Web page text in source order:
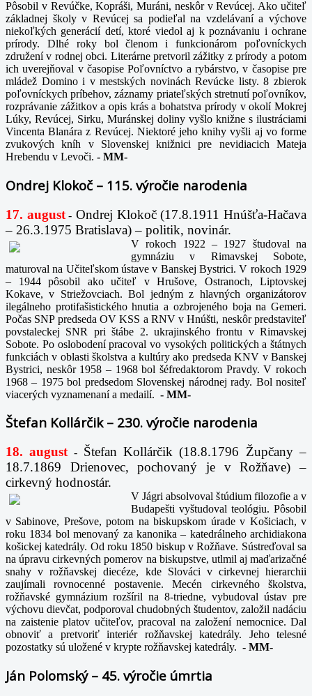
Pôsobil v Revúčke, Kopráši, Muráni, neskôr v Revúcej. Ako učiteľ
základnej školy v Revúcej sa podieľal na vzdelávaní a výchove
niekoľkých generácií detí, ktoré viedol aj k poznávaniu i ochrane
prírody. Dlhé roky bol členom i funkcionárom poľovníckych
združení v rodnej obci. Literárne pretvoril zážitky z prírody a potom
ich uverejňoval v časopise Poľovníctvo a rybárstvo, v časopise pre
mládež Domino i v mestských novinách Revúcke listy. 8 zbierok
poľovníckych príbehov, záznamy priateľských stretnutí poľovníkov,
rozprávanie zážitkov a opis krás a bohatstva prírody v okolí Mokrej
Lúky, Revúcej, Sirku, Muránskej doliny vyšlo knižne s ilustráciami
Vincenta Blanára z Revúcej. Niektoré jeho knihy vyšli aj vo forme
zvukových kníh v Slovenskej knižnici pre nevidiacich Mateja
Hrebendu v Levoči. - MM-
Ondrej Klokoč – 115. výročie narodenia
17. august- Ondrej Klokoč (17.8.1911 Hnúšťa-Hačava
– 26.3.1975 Bratislava) – politik, novinár.
V rokoch 1922 – 1927 študoval na
gymnáziu v Rimavskej Sobote,
maturoval na Učiteľskom ústave v Banskej Bystrici. V rokoch 1929
– 1944 pôsobil ako učiteľ v Hrušove, Ostranoch, Liptovskej
Kokave, v Striežovciach. Bol jedným z hlavných organizátorov
ilegálneho protifašistického hnutia a ozbrojeného boja na Gemeri.
Počas SNP predseda OV KSS a RNV v Hnúšti, neskôr predstaviteľ
povstaleckej SNR pri štábe 2. ukrajinského frontu v Rimavskej
Sobote. Po oslobodení pracoval vo vysokých politických a štátnych
funkciách v oblasti školstva a kultúry ako predseda KNV v Banskej
Bystrici, neskôr 1958 – 1968 bol šéfredaktorom Pravdy. V rokoch
1968 – 1975 bol predsedom Slovenskej národnej rady. Bol nositeľ
viacerých vyznamenaní a medailí. - MM-
Štefan Kollárčik – 230. výročie narodenia
18. august -
Štefan Kollárčik (18.8.1796 Župčany –
18.7.1869 Drienovec, pochovaný je v Rožňave) –
cirkevný hodnostár.
V Jágri absolvoval štúdium filozofie a v
Budapešti vyštudoval teológiu. Pôsobil
v Sabinove, Prešove, potom na biskupskom úrade v Košiciach, v
roku 1834 bol menovaný za kanonika – katedrálneho archidiakona
košickej katedrály. Od roku 1850 biskup v Rožňave. Sústreďoval sa
na úpravu cirkevných pomerov na biskupstve, utlmil aj maďarizačné
snahy v rožňavskej diecéze, kde Slováci v cirkevnej hierarchii
zaujímali rovnocenné postavenie. Mecén cirkevného školstva,
rožňavské gymnázium rozšíril na 8-triedne, vybudoval ústav pre
výchovu dievčat, podporoval chudobných študentov, založil nadáciu
na zaistenie platov učiteľov, pracoval na založení nemocnice. Dal
obnoviť a pretvoriť interiér rožňavskej katedrály. Jeho telesné
pozostatky sú uložené v krypte rožňavskej katedrály. - MM-
Ján Polomský – 45. výročie úmrtia